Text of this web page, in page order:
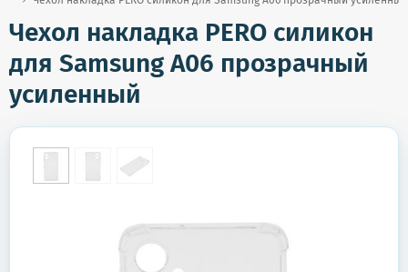
Чехол накладка PERO силикон
для Samsung A06 прозрачный
усиленный